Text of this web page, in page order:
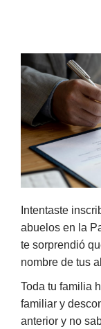
Intentaste
abuelos en la
te sorprendió
nombre de tus
Toda tu familia
familiar y
anterior y no